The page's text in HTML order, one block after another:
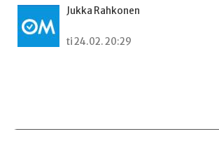
Jukka Rahkonen
ti 24.02. 20:29